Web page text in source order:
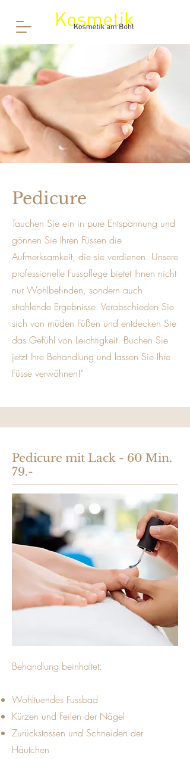
Pedicure
Tauchen Sie ein in pure Entspannung und
gönnen Sie Ihren Füssen die
Aufmerksamkeit, die sie verdienen. Unsere
professionelle Fusspflege bietet Ihnen nicht
nur Wohlbefinden, sondern auch
strahlende Ergebnisse. Verabschieden Sie
sich von müden Füßen und entdecken Sie
das Gefühl von Leichtigkeit. Buchen Sie
jetzt Ihre Behandlung und lassen Sie Ihre
Füsse verwöhnen!"
Pedicure mit Lack - 60 Min.
79.-
Behandlung beinhaltet:
Wohltuendes Fussbad
Kürzen und Feilen der Nägel
Zurückstossen und Schneiden der
Häutchen